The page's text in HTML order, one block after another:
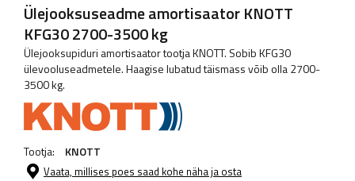
Ülejooksuseadme amortisaator KNOTT
KFG30 2700-3500 kg
Ülejooksupiduri amortisaator tootja KNOTT. Sobib KFG30
ülevooluseadmetele. Haagise lubatud täismass võib olla 2700-
3500 kg.
Tootja: KNOTT
Vaata, millises poes saad kohe näha ja osta